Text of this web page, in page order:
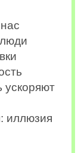
ускоряют
иллюзия